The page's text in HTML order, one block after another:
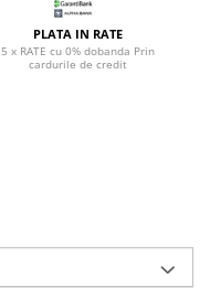
PLATA IN RATE
5 x RATE cu 0% dobanda Prin
cardurile de credit